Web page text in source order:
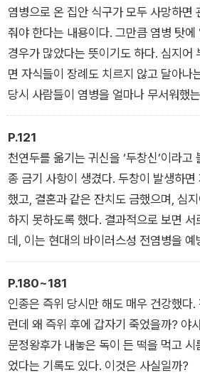
마의 두 명이 따라다녔다.
염병으로 온 집안 식구가 모두 사망하면
줘야 한다는 내용이다. 그만큼 염병 탓
경우가 많았다는 뜻이기도 하다. 심지어
면 자식들이 장례도 치르지 않고 달아나
당시 사람들이 염병을 얼마나 무서워했
은 전염성이 강했기 때문에 집단생활을
고, 환경까지 열악하다면 상황은 더욱 악
경이 열악하고 집단생활을 하는 대표적
그런 까닭에 감옥에 염병이 퍼지는 경우
P.121
천연두를 옮기는 귀신을 ‘두창신’이라
종 금기 사항이 생겼다. 두창이 발생하
했고, 결혼과 같은 잔치도 금했으며, 심
하지 못하도록 했다. 결과적으로 보면
데, 이는 현대의 바이러스성 전염병을 예
제사든 잔치든 부부관계든 모두 접촉이
을 막기 위해 이런 금기 사항을 둔 것으로
강력한 ‘사회적 거리 두기’를 실시했던
P.180~181
인종은 즉위 당시만 해도 매우 건강했다
런데 왜 즉위 후에 갑자기 죽었을까? 야
문정왕후가 내놓은 독이 든 떡을 먹고
었다는 기록도 있다. 이것은 사실일까?